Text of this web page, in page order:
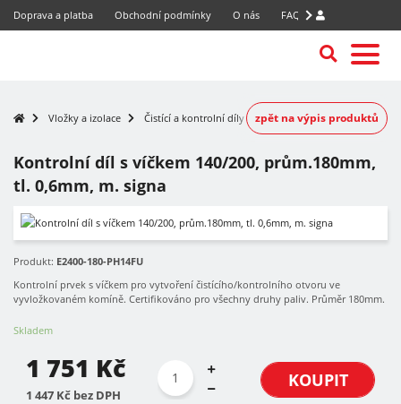
Doprava a platba Obchodní podmínky O nás FAQ
Vložky a izolace Čistící a kontrolní díly zpět na výpis produktů
Kontrolní díl s víčkem 140/200, prům.180mm,
tl. 0,6mm, m. signa
Produkt: E2400-180-PH14FU
Kontrolní prvek s víčkem pro vytvoření čistícího/kontrolního otvoru ve
vyvložkovaném komíně. Certifikováno pro všechny druhy paliv. Průměr 180mm.
Skladem
1 751 Kč
1 447 Kč bez DPH
KOUPIT